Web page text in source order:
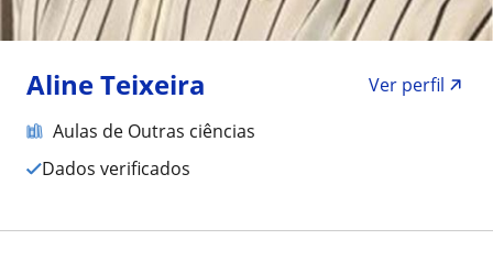
Aline Teixeira
Ver perfil
Aulas de Outras ciências
Dados verificados